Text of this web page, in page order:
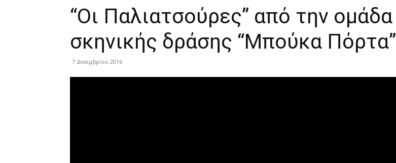
“Οι Παλιατσούρες” από την ομάδα
σκηνικής δράσης “Μπούκα Πόρτα”
7 Δεκεμβρίου 2016